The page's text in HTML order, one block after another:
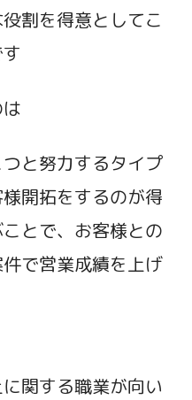
割を得意としてこ
と努力するタイプ
開拓をするのが得
とで、お客様との
で営業成績を上げ
関する職業が向い